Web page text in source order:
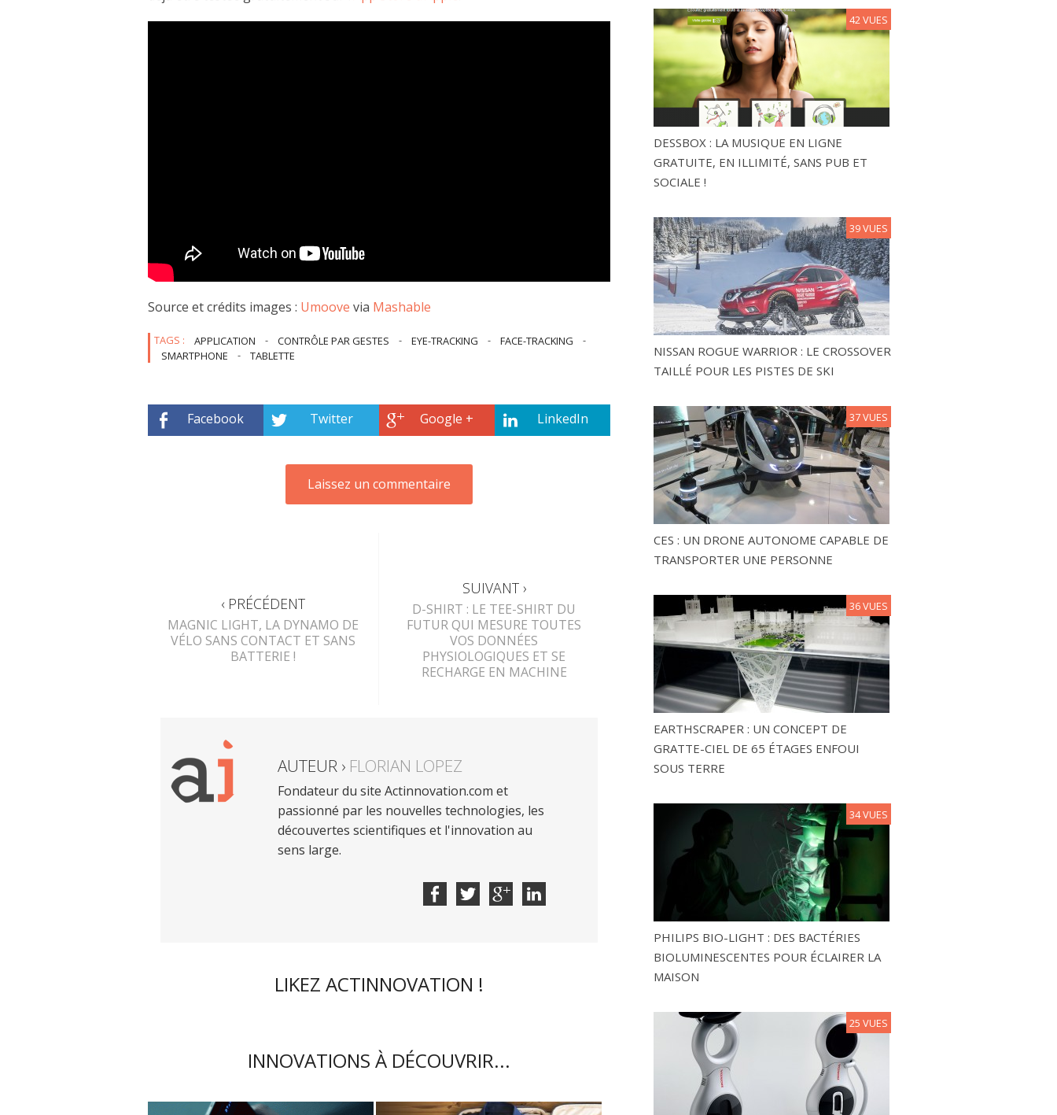
Source et crédits images : Umoove via Mashable
TAGS : APPLICATION - CONTRÔLE PAR GESTES - EYE-TRACKING - FACE-TRACKING
-
SMARTPHONE
- TABLETTE
Facebook Twitter Google + LinkedIn
‹ PRÉCÉDENT
MAGNIC LIGHT, LA DYNAMO DE
VÉLO SANS CONTACT ET SANS
BATTERIE !
SUIVANT ›
D-SHIRT : LE TEE-SHIRT DU
FUTUR QUI MESURE TOUTES
VOS DONNÉES
PHYSIOLOGIQUES ET SE
RECHARGE EN MACHINE
AUTEUR › FLORIAN LOPEZ
Fondateur du site Actinnovation.com et
passionné par les nouvelles technologies, les
découvertes scientifiques et l'innovation au
sens large.
LIKEZ ACTINNOVATION !
INNOVATIONS À DÉCOUVRIR...
DESSBOX : LA MUSIQUE EN LIGNE
GRATUITE, EN ILLIMITÉ, SANS PUB ET
SOCIALE !
42 VUES
NISSAN ROGUE WARRIOR : LE CROSSOVER
TAILLÉ POUR LES PISTES DE SKI
39 VUES
CES : UN DRONE AUTONOME CAPABLE DE
TRANSPORTER UNE PERSONNE
37 VUES
EARTHSCRAPER : UN CONCEPT DE
GRATTE-CIEL DE 65 ÉTAGES ENFOUI
SOUS TERRE
36 VUES
PHILIPS BIO-LIGHT : DES BACTÉRIES
BIOLUMINESCENTES POUR ÉCLAIRER LA
MAISON
34 VUES
25 VUES